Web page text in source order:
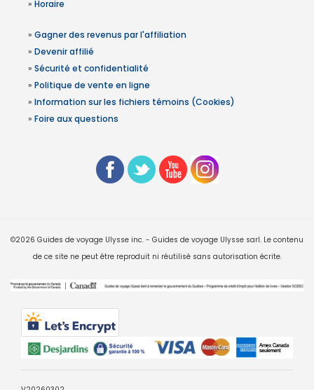
» Horaire
» Gagner des revenus par l'affiliation
» Devenir affilié
» Sécurité et confidentialité
» Politique de vente en ligne
» Information sur les fichiers témoins (Cookies)
» Foire aux questions
©2026 Guides de voyage Ulysse inc. - Guides de voyage Ulysse sarl. Le contenu
de ce site ne peut être reproduit ni réutilisé sans autorisation écrite.